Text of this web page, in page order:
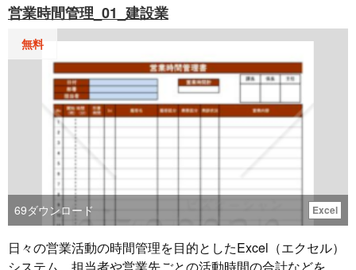
営業時間管理_01_建設業
無料
69ダウンロード Excel
日々の営業活動の時間管理を目的としたExcel（エクセル）
システム。担当者や営業先ごとの活動時間の合計などを算